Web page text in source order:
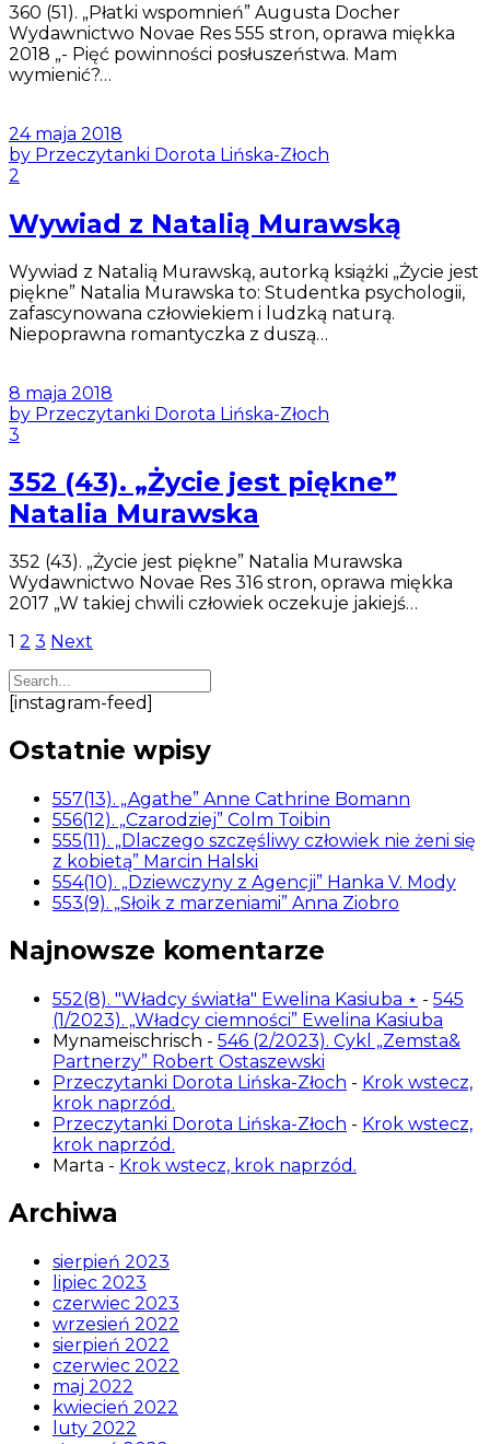
360 (51). „Płatki wspomnień” Augusta Docher
Wydawnictwo Novae Res 555 stron, oprawa miękka
2018 „- Pięć powinności posłuszeństwa. Mam
wymienić?…
24 maja 2018
by Przeczytanki Dorota Lińska-Złoch
2
Wywiad z Natalią Murawską
Wywiad z Natalią Murawską, autorką książki „Życie jest
piękne” Natalia Murawska to: Studentka psychologii,
zafascynowana człowiekiem i ludzką naturą.
Niepoprawna romantyczka z duszą…
8 maja 2018
by Przeczytanki Dorota Lińska-Złoch
3
352 (43). „Życie jest piękne”
Natalia Murawska
352 (43). „Życie jest piękne” Natalia Murawska
Wydawnictwo Novae Res 316 stron, oprawa miękka
2017 „W takiej chwili człowiek oczekuje jakiejś…
Stronicowanie
wpisów
1 2 3 Next
[instagram-feed]
Ostatnie wpisy
557(13). „Agathe” Anne Cathrine Bomann
556(12). „Czarodziej” Colm Toibin
555(11). „Dlaczego szczęśliwy człowiek nie żeni się
z kobietą” Marcin Halski
554(10). „Dziewczyny z Agencji” Hanka V. Mody
553(9). „Słoik z marzeniami” Anna Ziobro
Najnowsze komentarze
552(8). "Władcy światła" Ewelina Kasiuba ⋆ - 545
(1/2023). „Władcy ciemności” Ewelina Kasiuba
Mynameischrisch - 546 (2/2023). Cykl „Zemsta&
Partnerzy” Robert Ostaszewski
Przeczytanki Dorota Lińska-Złoch - Krok wstecz,
krok naprzód.
Przeczytanki Dorota Lińska-Złoch - Krok wstecz,
krok naprzód.
Marta - Krok wstecz, krok naprzód.
Archiwa
sierpień 2023
lipiec 2023
czerwiec 2023
wrzesień 2022
sierpień 2022
czerwiec 2022
maj 2022
kwiecień 2022
luty 2022